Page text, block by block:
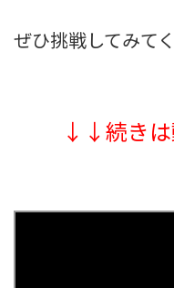
ぜひ挑戦してみて
↓↓続き